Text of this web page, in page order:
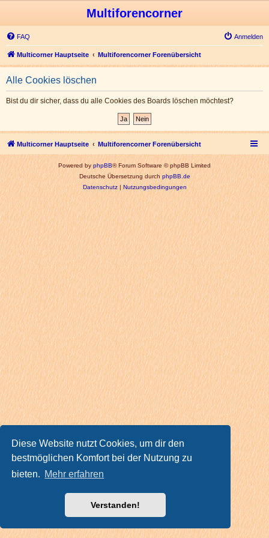
Diese Website nutzt Cookies, um dir den
bestmöglichen Komfort bei der Nutzung zu
bieten. Mehr erfahren
Verstanden!
Multiforencorner
FAQ Anmelden
Multicorner Hauptseite Multiforencorner Forenübersicht
Alle Cookies löschen
Bist du dir sicher, dass du alle Cookies des Boards löschen möchtest?
Multicorner Hauptseite Multiforencorner Forenübersicht
Powered byphpBB® Forum Software © phpBB Limited
Deutsche Übersetzung durchphpBB.de
Datenschutz|Nutzungsbedingungen